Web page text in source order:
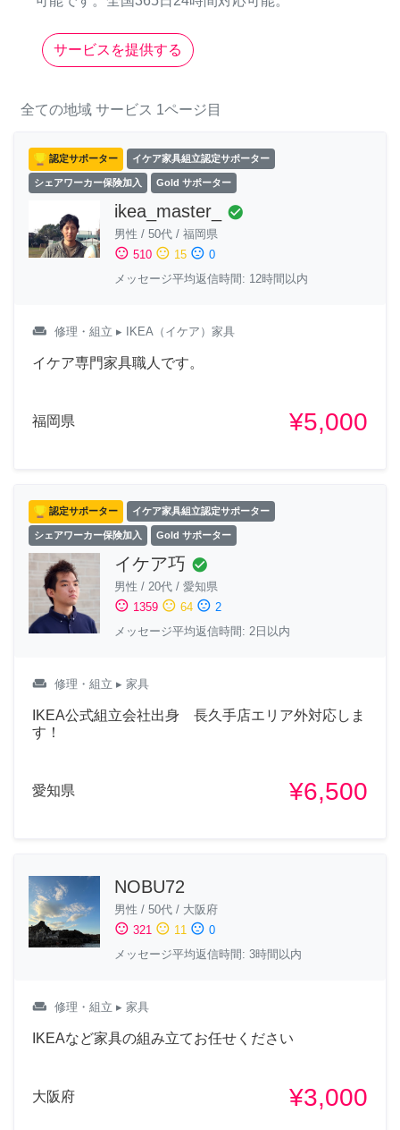
サービスを提供する
全ての地域 サービス 1ページ目
認定サポーター イケア家具組立認定サポーター
シェアワーカー保険加入 Gold サポーター
ikea_master_ check_circle
男性 / 50代 / 福岡県
sentiment_satisfied 510 sentiment_neutral 15 sentiment_dissatisfied 0
メッセージ平均返信時間: 12時間以内
weekend 修理・組立 ▸ IKEA（イケア）家具
イケア専門家具職人です。
福岡県 ¥5,000
認定サポーター イケア家具組立認定サポーター
シェアワーカー保険加入 Gold サポーター
イケア巧 check_circle
男性 / 20代 / 愛知県
sentiment_satisfied 1359 sentiment_neutral 64 sentiment_dissatisfied 2
メッセージ平均返信時間: 2日以内
weekend 修理・組立 ▸ 家具
IKEA公式組立会社出身 長久手店エリア外対応しま
す！
愛知県 ¥6,500
NOBU72
男性 / 50代 / 大阪府
sentiment_satisfied 321 sentiment_neutral 11 sentiment_dissatisfied 0
メッセージ平均返信時間: 3時間以内
weekend 修理・組立 ▸ 家具
IKEAなど家具の組み立てお任せください
大阪府 ¥3,000